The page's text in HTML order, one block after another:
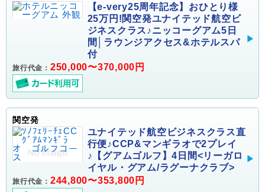
【e-very25周年記念】おひとり様
25万円!関空発ユナイテッド航空ビ
ジネスクラス♪ニッコーグアム5日
間│ラウンジアクセス&ホテルスパ
付
旅行代金： 250,000〜370,000円
関空発
ユナイテッド航空ビジネスクラス直
行便♪CCP&マンギラオで2プレイ
♪【グアムゴルフ】4日間<リーガロ
イヤル・グアム/ラグーナクラブ>
旅行代金： 244,800〜353,800円